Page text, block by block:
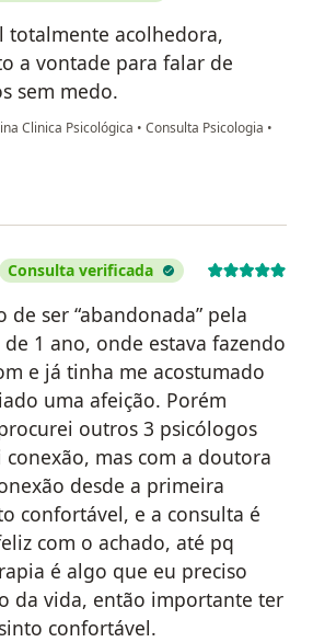
totalmente acolhedora,
a vontade para falar de
sem medo.
Clinica Psicológica • Consulta Psicologia •
Luiza
Consulta verificada
de ser “abandonada” pela
1 ano, onde estava fazendo
e já tinha me acostumado
uma afeição. Porém
outros 3 psicólogos
mas com a doutora
desde a primeira
confortável, e a consulta é
com o achado, até pq
é algo que eu preciso
da vida, então importante ter
confortável.